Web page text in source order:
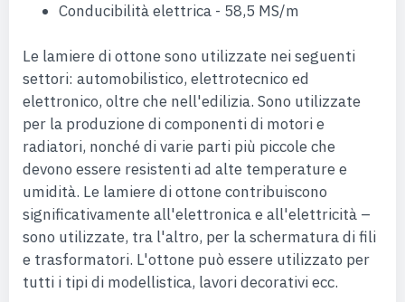
Conducibilità elettrica - 58,5 MS/m
Le lamiere di ottone sono utilizzate nei seguenti
settori: automobilistico, elettrotecnico ed
elettronico, oltre che nell'edilizia. Sono utilizzate
per la produzione di componenti di motori e
radiatori, nonché di varie parti più piccole che
devono essere resistenti ad alte temperature e
umidità. Le lamiere di ottone contribuiscono
significativamente all'elettronica e all'elettricità –
sono utilizzate, tra l'altro, per la schermatura di fili
e trasformatori. L'ottone può essere utilizzato per
tutti i tipi di modellistica, lavori decorativi ecc.